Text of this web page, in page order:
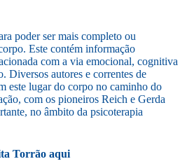
poder ser mais completo ou
Este contém informação
com a via emocional, cognitiva
Diversos autores e correntes de
este lugar do corpo no caminho do
com os pioneiros Reich e Gerda
no âmbito da psicoterapia
Torrão aqui